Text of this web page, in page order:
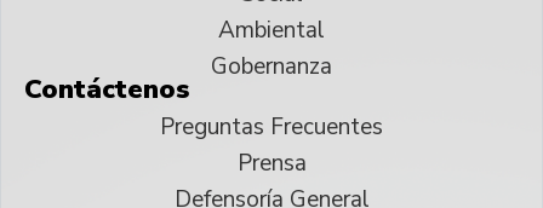
Ambiental
Gobernanza
Contáctenos
Preguntas Frecuentes
Prensa
Defensoría General